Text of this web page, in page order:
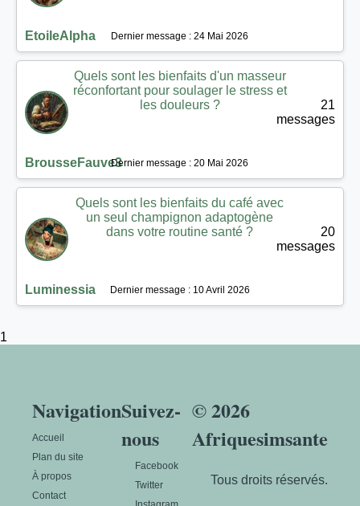
EtoileAlpha Dernier message : 24 Mai 2026
Quels sont les bienfaits d'un masseur
réconfortant pour soulager le stress et
les douleurs ?
BrousseFauve3
21
messages
Dernier message : 20 Mai 2026
Quels sont les bienfaits du café avec
un seul champignon adaptogène
dans votre routine santé ?
Luminessia
20
messages
Dernier message : 10 Avril 2026
1
Navigation
Accueil
Plan du site
À propos
Contact
Suivez-
nous
Facebook
Twitter
© 2026
Afriquesimsante
Tous droits réservés.